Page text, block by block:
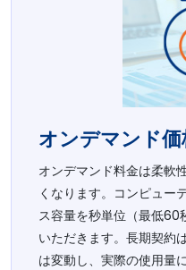
オンデマンド
オンデマンド料金は柔軟
くなります。コンピュー
ス容量を秒単位（最低60
いただきます。長期契約
は変動し、実際の使用量